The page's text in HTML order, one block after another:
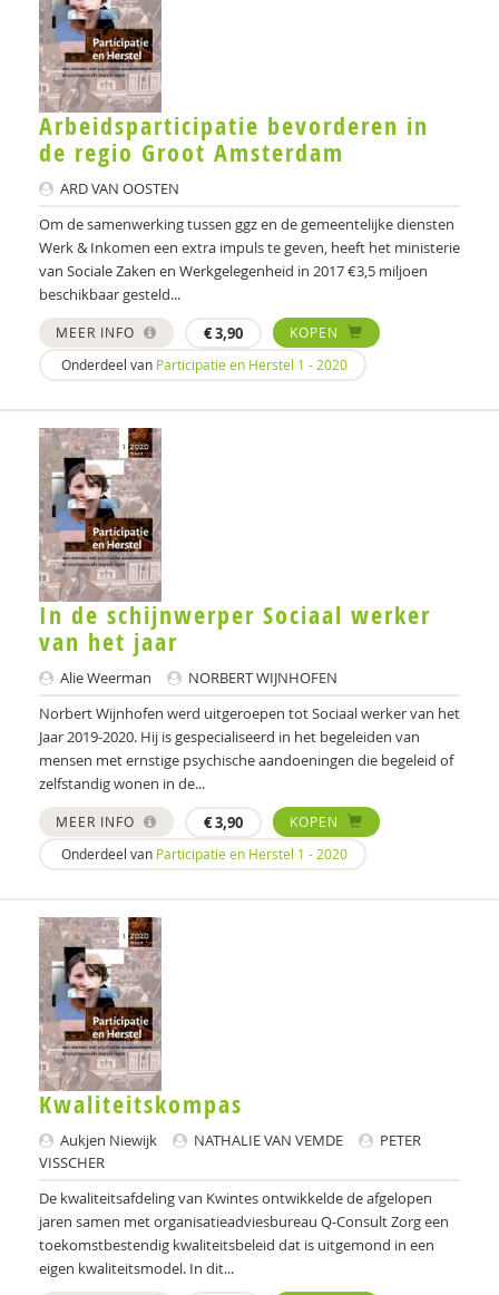
Els Noorlander
A.M. Notermans
ARD VAN OOSTEN
Tinca Polderman
Miranda Posthouwer
Nina de Ruiter
Lonja Schürmann
Marieke Smit
Esther Sportel
Wouter Staal
Paul Stam
Olaf Stomp
Hilko Timmer
Berno van Meijel
Maaike van Vugt
Patricia van Wijngaarden
Jorien van der Velde
NATHALIE VAN VEMDE
Eefje Vercoulen
Elles Verheijen
PETER VISSCHER
Henk de Vos
Annabel Vreeker
Betty van Waesberghe
Alie Weerman
Froukje Wielenga
Bert Wienen
NORBERT WIJNHOFEN
Arbeidsparticipatie bevorderen in
de regio Groot Amsterdam
ARD VAN OOSTEN
Om de samenwerking tussen ggz en de gemeentelijke diensten
Werk & Inkomen een extra impuls te geven, heeft het ministerie
van Sociale Zaken en Werkgelegenheid in 2017 €3,5 miljoen
beschikbaar gesteld...
MEER INFO €3,90
KOPEN
Onderdeel van Participatie en Herstel 1 - 2020
In de schijnwerper Sociaal werker
van het jaar
Alie Weerman
NORBERT WIJNHOFEN
Norbert Wijnhofen werd uitgeroepen tot Sociaal werker van het
Jaar 2019-2020. Hij is gespecialiseerd in het begeleiden van
mensen met ernstige psychische aandoeningen die begeleid of
zelfstandig wonen in de...
MEER INFO €3,90
KOPEN
Onderdeel van Participatie en Herstel 1 - 2020
Kwaliteitskompas
Aukjen Niewijk NATHALIE VAN VEMDE
PETER
VISSCHER
De kwaliteitsafdeling van Kwintes ontwikkelde de afgelopen
jaren samen met organisatieadviesbureau Q-Consult Zorg een
toekomstbestendig kwaliteitsbeleid dat is uitgemond in een
eigen kwaliteitsmodel. In dit...